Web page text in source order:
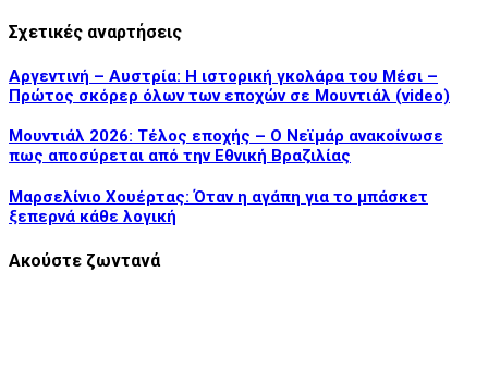
Σχετικές αναρτήσεις
Αργεντινή – Αυστρία: Η ιστορική γκολάρα του Μέσι –
Πρώτος σκόρερ όλων των εποχών σε Μουντιάλ (video)
Μουντιάλ 2026: Τέλος εποχής – Ο Νεϊμάρ ανακοίνωσε
πως αποσύρεται από την Εθνική Βραζιλίας
Μαρσελίνιο Χουέρτας: Όταν η αγάπη για το μπάσκετ
ξεπερνά κάθε λογική
Ακούστε ζωντανά